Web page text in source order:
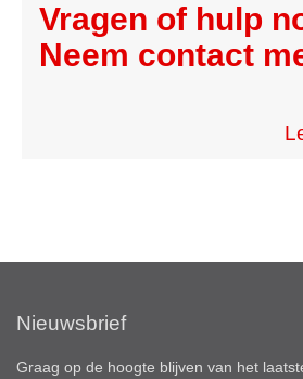
Vragen of hulp
Neem contact
Nieuwsbrief
Graag op de hoogte blijven van het